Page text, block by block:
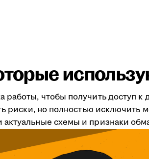
чтобы получить доступ
риски, но полностью
схемы и признаки